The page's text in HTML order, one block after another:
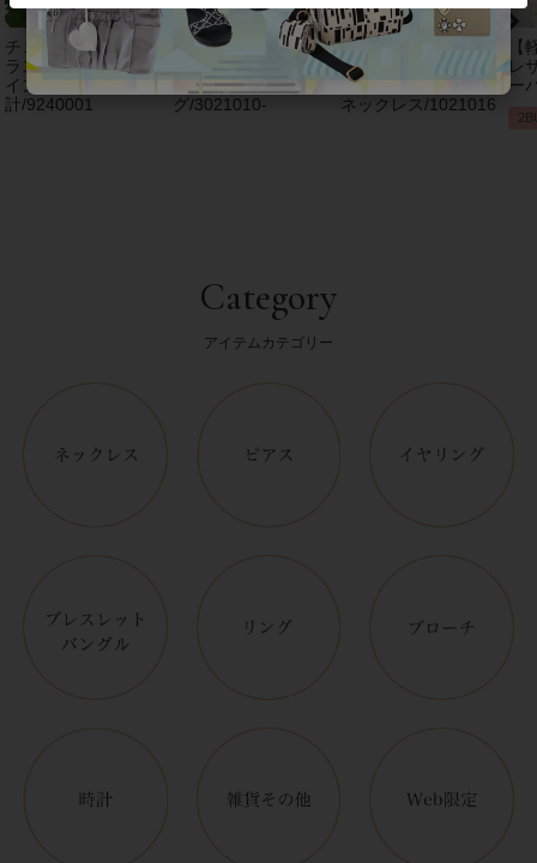
チェコクリスタルガ
ラス立体リボンデザ
インベルト時
計/9240001
【アンジェラカプッ
チ】イタリア製大ぶ
りイヤリン
グ/3021010-
8mm玉マジョルカパ
ール×キュービック
ジルコニアフラワー
ネックレス/1021016
【
レ
ー
Category
アイテムカテゴリー